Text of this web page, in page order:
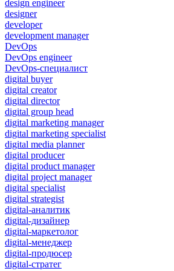
design engineer
designer
developer
development manager
DevOps
DevOps engineer
DevOps-специалист
digital buyer
digital creator
digital director
digital group head
digital marketing manager
digital marketing specialist
digital media planner
digital producer
digital product manager
digital project manager
digital specialist
digital strategist
digital-аналитик
digital-дизайнер
digital-маркетолог
digital-менеджер
digital-продюсер
digital-стратег